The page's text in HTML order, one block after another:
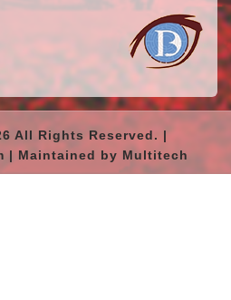
All Rights Reserved. |
| Maintained by Multitech